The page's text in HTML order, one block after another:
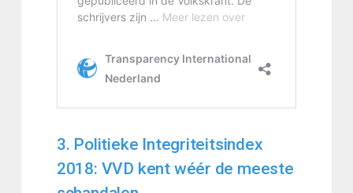
3. Politieke Integriteitsindex
2018: VVD kent wéér de meeste